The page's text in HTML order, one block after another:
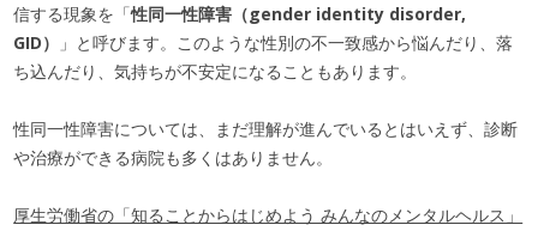
信する現象を「性同一性障害（gender identity disorder,
GID）
」と呼びます。このような性別の不一致感から悩んだり、落
ち込んだり、気持ちが不安定になることもあります。
性同一性障害については、まだ理解が進んでいるとはいえず、診断
や治療ができる病院も多くはありません。
厚生労働省の「知ることからはじめよう みんなのメンタルヘルス」